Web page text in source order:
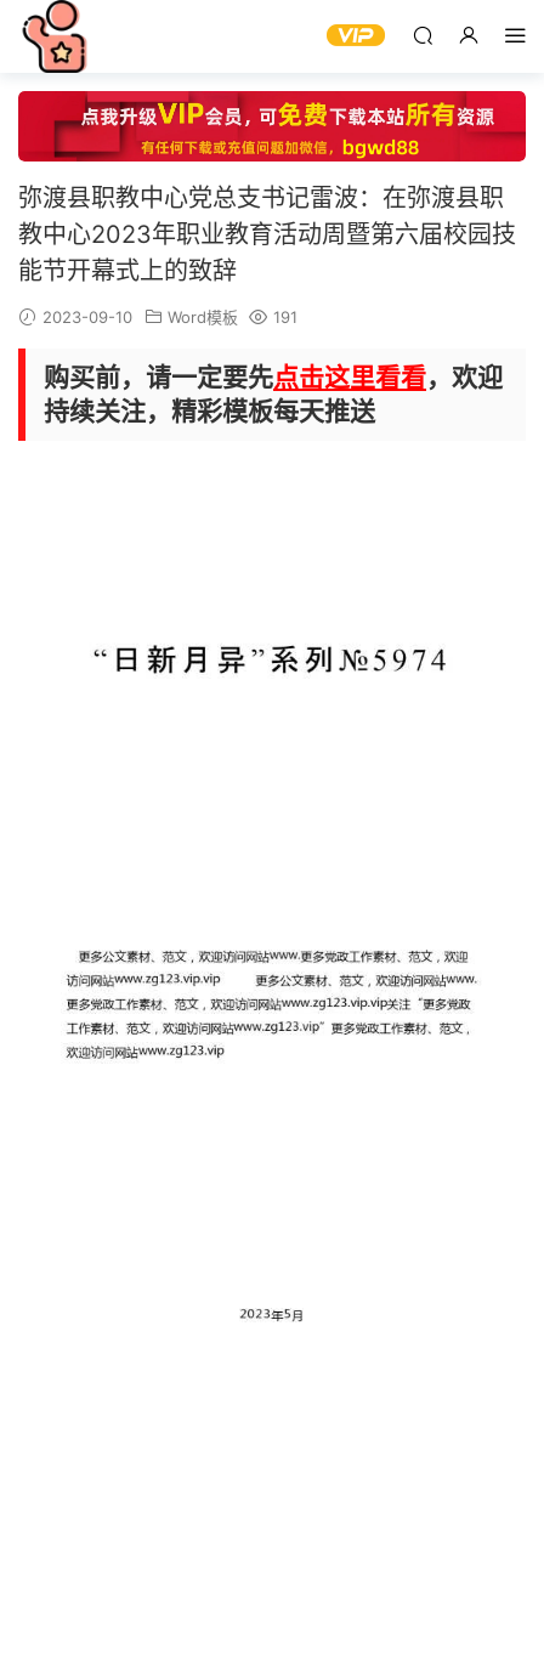
弥渡县职教中心党总支书记雷波：在弥渡县职
教中心2023年职业教育活动周暨第六届校园技
能节开幕式上的致辞
2023-09-10 Word模板 191
购买前，请一定要先点击这里看看，欢迎
持续关注，精彩模板每天推送